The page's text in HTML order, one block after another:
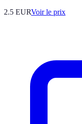
2.5 EURVoir le prix